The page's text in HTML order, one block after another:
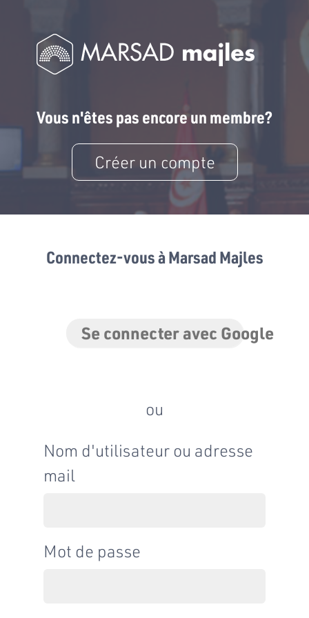
Vous n'êtes pas encore un membre?
Créer un compte
Connectez-vous à Marsad Majles
Se connecter avec Google
ou
Nom d'utilisateur ou adresse
mail
Mot de passe